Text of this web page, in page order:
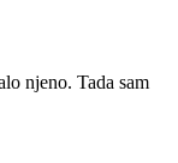
njeno. Tada sam